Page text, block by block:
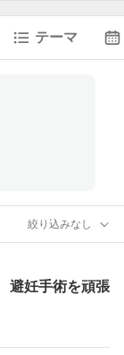
テーマ
絞り込みなし
妊手術を頑張